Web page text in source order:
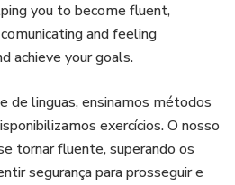
you to become fluent,
and feeling
achieve your goals.
de linguas, ensinamos métodos
exercícios. O nosso
tornar fluente, superando os
segurança para prosseguir e